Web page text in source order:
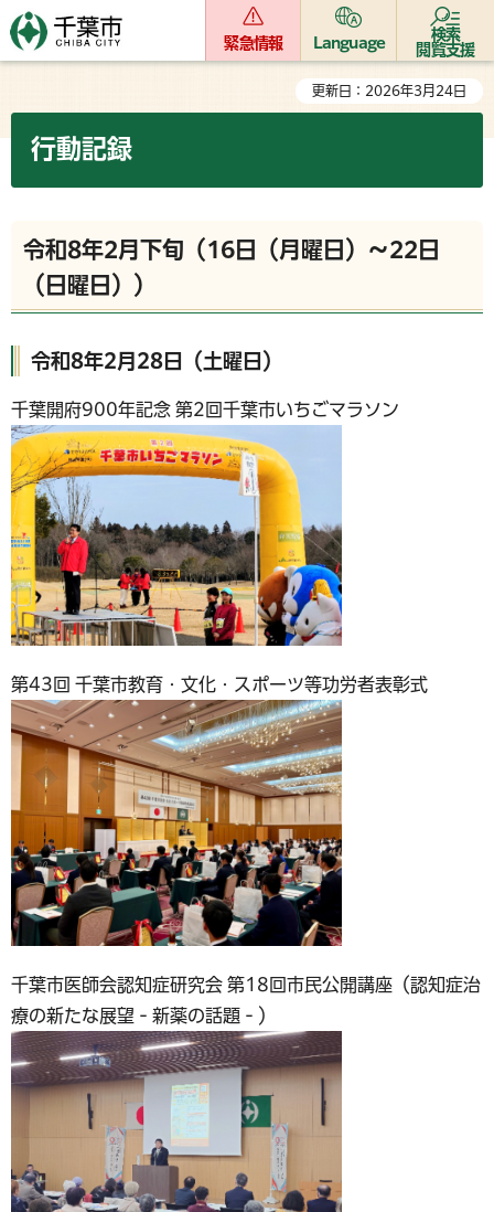
緊急情報 Language
検索
閲覧支援
更新日：2026年3月24日
行動記録
令和8年2月下旬（16日（月曜日）～22日
（日曜日））
令和8年2月28日（土曜日）
千葉開府900年記念 第2回千葉市いちごマラソン
第43回 千葉市教育・文化・スポーツ等功労者表彰式
千葉市医師会認知症研究会 第18回市民公開講座（認知症治
療の新たな展望‐新薬の話題‐）